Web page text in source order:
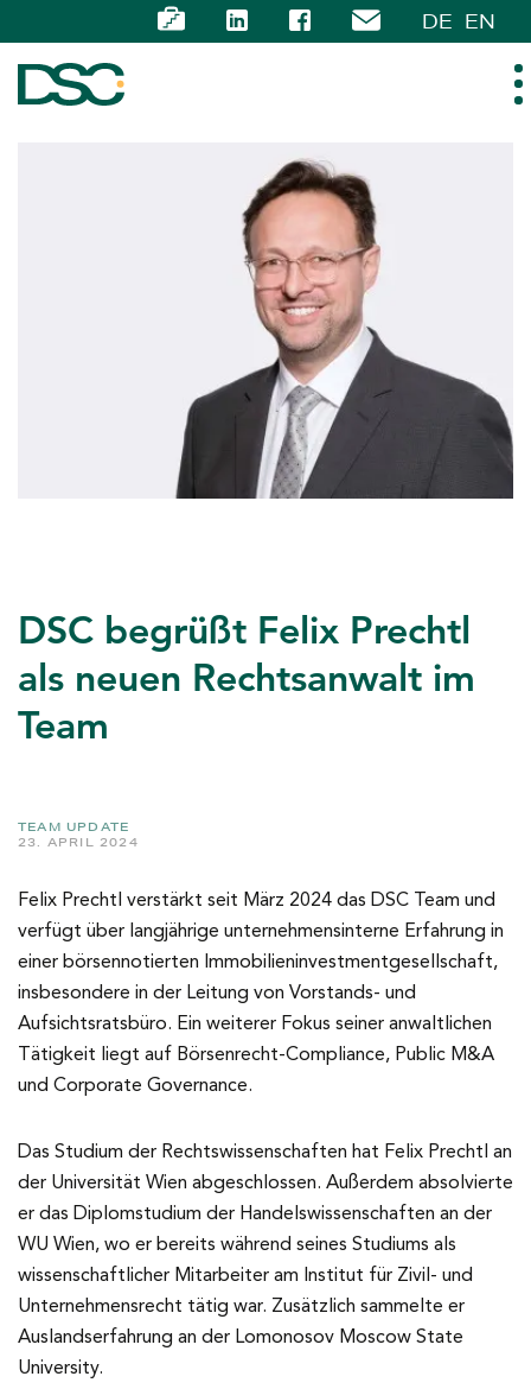
DE EN
KARRIERE
DSC begrüßt Felix Prechtl
als neuen Rechtsanwalt im
Team
TEAM UPDATE
23. APRIL 2024
Felix Prechtl verstärkt seit März 2024 das DSC Team und
verfügt über langjährige unternehmensinterne Erfahrung in
einer börsennotierten Immobilieninvestmentgesellschaft,
insbesondere in der Leitung von Vorstands- und
Aufsichtsratsbüro. Ein weiterer Fokus seiner anwaltlichen
Tätigkeit liegt auf Börsenrecht-Compliance, Public M&A
und Corporate Governance.
Das Studium der Rechtswissenschaften hat Felix Prechtl an
der Universität Wien abgeschlossen. Außerdem absolvierte
er das Diplomstudium der Handelswissenschaften an der
WU Wien, wo er bereits während seines Studiums als
wissenschaftlicher Mitarbeiter am Institut für Zivil- und
Unternehmensrecht tätig war. Zusätzlich sammelte er
Auslandserfahrung an der Lomonosov Moscow State
University.